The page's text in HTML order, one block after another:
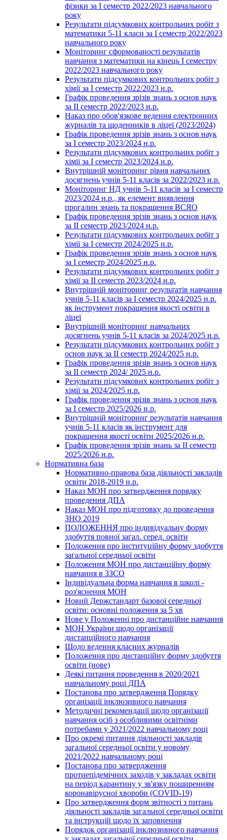
фізики за І семестр 2022/2023 навчального
року
Результати підсумкових контрольних робіт з
математики 5-11 класи за І семестр 2022/2023
навчального року
Моніторинг сформованості результатів
навчання з математики на кінець І семестру
2022/2023 навчального року
Результати підсумкових контрольних робіт з
хімії за І семестр 2022/2023 н.р.
Графік проведення зрізів знань з основ наук
за ІІ семестр 2022/2023 н.р.
Наказ про обов'язкове ведення електронних
журналів та щоденників в ліцеї (2023/2024)
Графік проведення зрізів знань з основ наук
за І семестр 2023/2024 н.р.
Результати підсумкових контрольних робіт з
хімії за І семестр 2023/2024 н.р.
Внутрішній моніторинг рівня навчальних
досягнень учнів 5-11 класів за 2022/2023 н.р.
Моніторинг НД учнів 5-11 класів за І семестр
2023/2024 н.р., як елемент виявлення
прогалин знань та покращення ВСЯО
Графік проведення зрізів знань з основ наук
за ІІ семестр 2023/2024 н.р.
Результати підсумкових контрольних робіт з
хімії за І семестр 2024/2025 н.р.
Графік проведення зрізів знань з основ наук
за І семестр 2024/2025 н.р.
Результати підсумкових контрольних робіт з
хімії за ІІ семестр 2023/2024 н.р.
Внутрішній моніторинг результатів навчання
учнів 5-11 класів за І семестр 2024/2025 н.р.
як інструмент покращення якості освіти в
ліцеї
Внутрішній моніторинг навчальних
досягнень учнів 5-11 класів за 2024/2025 н.р.
Результати підсумкових контрольних робіт з
основ наук за ІІ семестр 2024/2025 н.р.
Графік проведення зрізів знань з основ наук
за ІІ семестр 2024/ 2025 н.р.
Результати підсумкових контрольних робіт з
хімії за 2024/2025 н.р.
Графік проведення зрізів знань з основ наук
за І семестр 2025/2026 н.р.
Внутрішній моніторинг результатів навчання
учнів 5-11 класів як інструмент для
покращення якості освіти 2025/2026 н.р.
Графік проведення зрізів знань за ІІ семестр
2025/2026 н.р.
Нормативна база
Нормативно-правова база діяльності закладів
освіти 2018-2019 н.р.
Наказ МОН про затвердження порядку
проведення ДПА
Наказ МОН про підготовку до проведення
ЗНО 2019
ПОЛОЖЕННЯ про індивідуальну форму
здобуття повної загал. серед. освіти
Положення про інституційну форму здобуття
загальної середньої освіти
Положення МОН про дистанційну форму
навчання в ЗЗСО
Індивідуальна форма навчання в школі -
роз'яснення МОН
Новий Держстандарт базової середньої
освіти: основні положення за 5 хв
Нове у Положенні про дистанційне навчання
МОН України щодо організації
дистанційного навчання
Щодо ведення класних журналів
Положення про дистанційну форму здобуття
освіти (нове)
Деякі питання проведення в 2020/2021
навчальному році ДПА
Постанова про затвердження Порядку
організації інклюзивного навчання
Методичні рекомендації щодо організації
навчання осіб з особливими освітніми
потребами у 2021/2022 навчальному році
Про окремі питання діяльності закладів
загальної середньої освіти у новому
2021/2022 навчальному році
Постанова про затвердження
протиепідемічних заходів у закладах освіти
на період карантину у зв'язку поширенням
коронавірусної хвороби (COVID-19)
Про затвердження форм звітності з питань
діяльності закладів загальної середньої освіти
та інструкцій щодо їх заповнення
Порядок організації інклюзивного навчання